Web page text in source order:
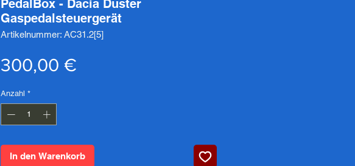
PedalBox - Dacia Duster
Gaspedalsteuergerät
Artikelnummer: AC31.2[5]
300,00 €
Anzahl *
In den Warenkorb